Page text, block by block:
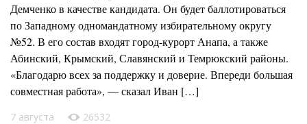
Демченко в качестве кандидата. Он будет баллотироваться
по Западному одномандатному избирательному округу
№52. В его состав входят город-курорт Анапа, а также
Абинский, Крымский, Славянский и Темрюкский районы.
«Благодарю всех за поддержку и доверие. Впереди большая
совместная работа», — сказал Иван […]
7 августа 26532